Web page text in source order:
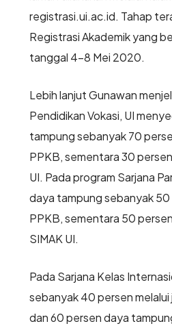
registrasi.ui.ac.id. Tahap
Registrasi Akademik yang
tanggal 4-8 Mei 2020.
Lebih lanjut Gunawan
Pendidikan Vokasi, UI
tampung sebanyak 70
PPKB, sementara 30
UI. Pada program Sarjana
daya tampung sebanyak 50
PPKB, sementara 50
SIMAK UI.
Pada Sarjana Kelas
sebanyak 40 persen
dan 60 persen daya